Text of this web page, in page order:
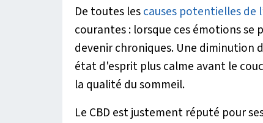
De toutes lescauses potentielles de
courantes : lorsque ces émotions
devenir chroniques. Une diminution
état d'esprit plus calme avant le
la qualité du sommeil.
Le CBD est justement réputé pour